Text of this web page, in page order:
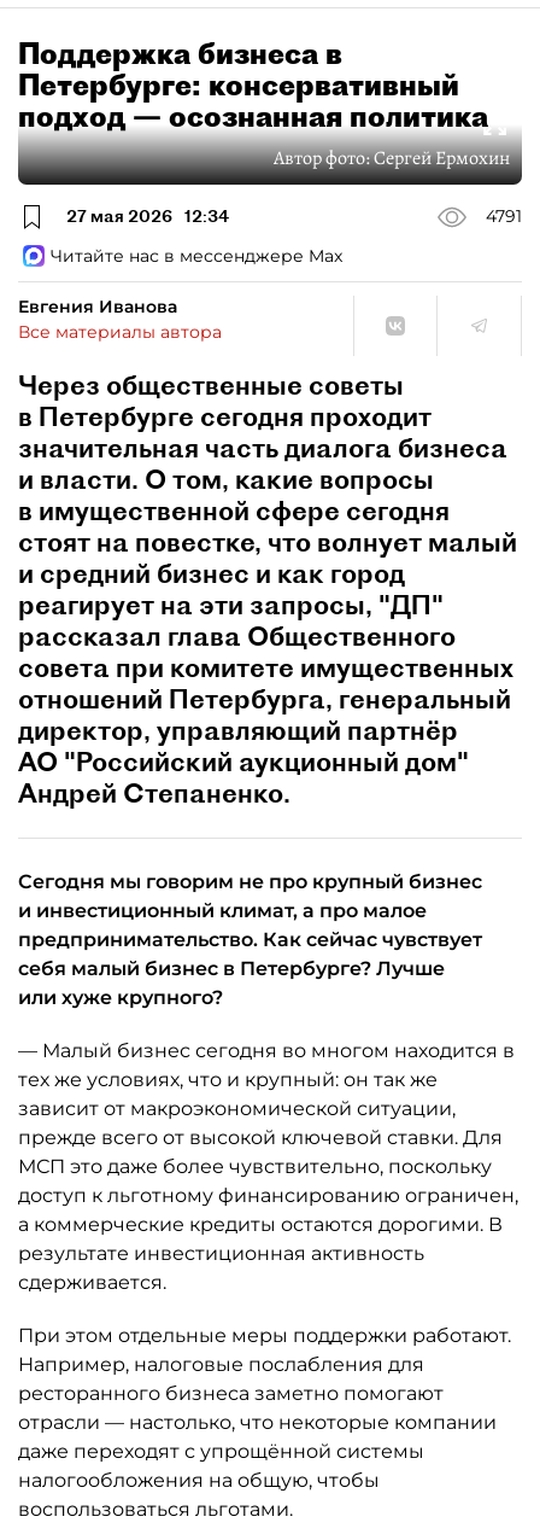
Поддержка бизнеса в
Петербурге: консервативный
подход — осознанная политика
Автор фото:Сергей Ермохин
27 мая 2026 12:34
4791
Читайте нас в мессенджере Max
Евгения Иванова
Все материалы автора
Через общественные советы
в Петербурге сегодня проходит
значительная часть диалога бизнеса
и власти. О том, какие вопросы
в имущественной сфере сегодня
стоят на повестке, что волнует малый
и средний бизнес и как город
реагирует на эти запросы, "ДП"
рассказал глава Общественного
совета при комитете имущественных
отношений Петербурга, генеральный
директор, управляющий партнёр
АО "Российский аукционный дом"
Андрей Степаненко.
Сегодня мы говорим не про крупный бизнес
и инвестиционный климат, а про малое
предпринимательство. Как сейчас чувствует
себя малый бизнес в Петербурге? Лучше
или хуже крупного?
— Малый бизнес сегодня во многом находится в
тех же условиях, что и крупный: он так же
зависит от макроэкономической ситуации,
прежде всего от высокой ключевой ставки. Для
МСП это даже более чувствительно, поскольку
доступ к льготному финансированию ограничен,
а коммерческие кредиты остаются дорогими. В
результате инвестиционная активность
сдерживается.
При этом отдельные меры поддержки работают.
Например, налоговые послабления для
ресторанного бизнеса заметно помогают
отрасли — настолько, что некоторые компании
даже переходят с упрощённой системы
налогообложения на общую, чтобы
воспользоваться льготами.